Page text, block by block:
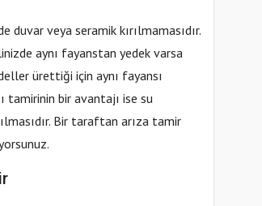
duvar veya seramik kırılmamasıdır.
aynı fayanstan yedek varsa
ürettiği için aynı fayansı
tamirinin bir avantajı ise su
Bir taraftan arıza tamir